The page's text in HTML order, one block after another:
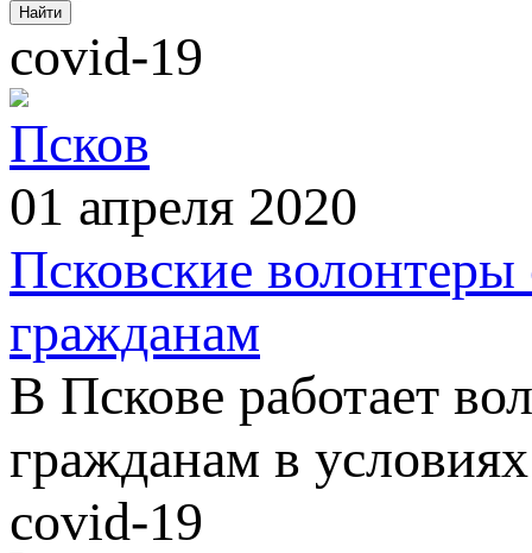
covid-19
Псков
01 апреля 2020
Псковские
гражданам
В Пскове работает
гражданам в
covid-19